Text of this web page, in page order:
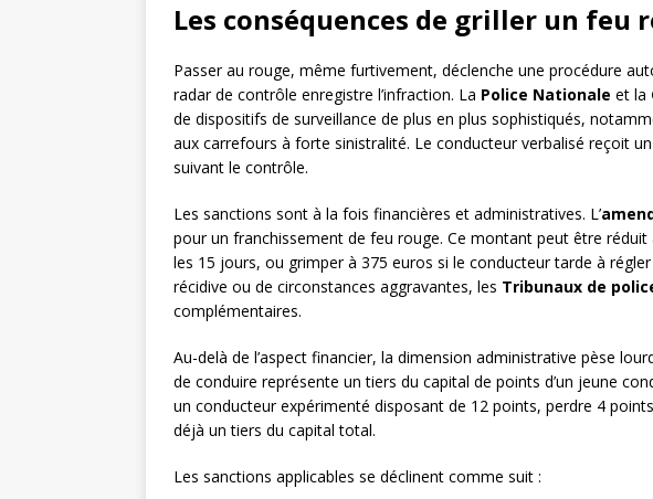
Les conséquences de griller un feu
Passer au rouge, même furtivement, déclenche une procédure
radar de contrôle enregistre l’infraction. La Police Nationale et la
de dispositifs de surveillance de plus en plus sophistiqués,
aux carrefours à forte sinistralité. Le conducteur verbalisé reçoit
suivant le contrôle.
Les sanctions sont à la fois financières et administratives. L’
pour un franchissement de feu rouge. Ce montant peut être
les 15 jours, ou grimper à 375 euros si le conducteur tarde à régler
récidive ou de circonstances aggravantes, les Tribunaux de
complémentaires.
Au-delà de l’aspect financier, la dimension administrative pèse
de conduire représente un tiers du capital de points d’un jeune
un conducteur expérimenté disposant de 12 points, perdre 4
déjà un tiers du capital total.
Les sanctions applicables se déclinent comme suit :